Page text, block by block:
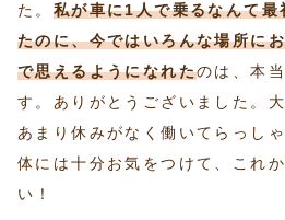
た。 私が車に1人で乗るなんて
たのに、今ではいろんな場所に
で思えるようになれたのは、本
す。ありがとうございました。
あまり休みがなく働いてらっし
体には十分お気をつけて、これ
い！